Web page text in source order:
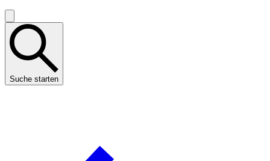
Suche starten